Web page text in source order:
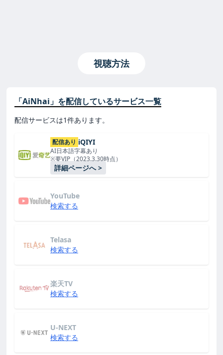
視聴方法
「AiNhai」を配信しているサービス一覧
配信サービスは1件あります。
配信あり iQIYI
AI日本語字幕あり
※要VIP（2023.3.30時点）
詳細ページへ >
YouTube
検索する
Telasa
検索する
楽天TV
検索する
U-NEXT
検索する